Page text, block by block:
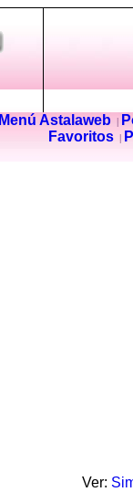
Menú Astalaweb|
Favoritos
Ver: